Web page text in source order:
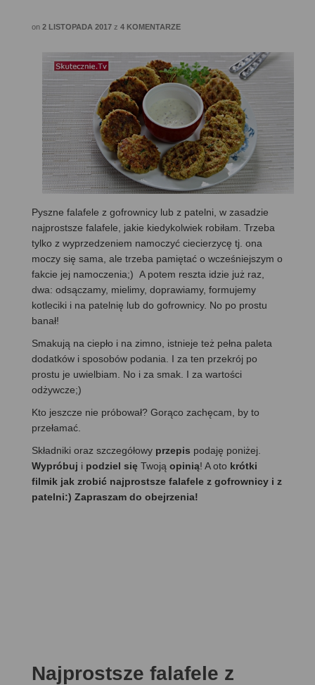
on 2 LISTOPADA 2017 z 4 KOMENTARZE
Pyszne falafele z gofrownicy lub z patelni, w zasadzie
najprostsze falafele, jakie kiedykolwiek robiłam. Trzeba
tylko z wyprzedzeniem namoczyć ciecierzycę tj. ona
moczy się sama, ale trzeba pamiętać o wcześniejszym o
fakcie jej namoczenia;) A potem reszta idzie już raz,
dwa: odsączamy, mielimy, doprawiamy, formujemy
kotleciki i na patelnię lub do gofrownicy. No po prostu
banał!
Smakują na ciepło i na zimno, istnieje też pełna paleta
dodatków i sposobów podania. I za ten przekrój po
prostu je uwielbiam. No i za smak. I za wartości
odżywcze;)
Kto jeszcze nie próbował? Gorąco zachęcam, by to
przełamać.
Składniki oraz szczegółowy przepis podaję poniżej.
Wypróbuj i podziel się Twoją opinią! A oto krótki
filmik jak zrobić najprostsze falafele z gofrownicy i z
patelni:) Zapraszam do obejrzenia!
Najprostsze falafele z